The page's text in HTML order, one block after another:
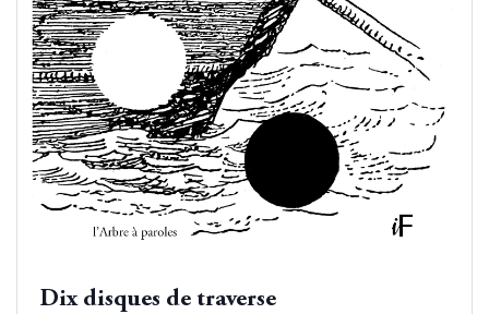
Dix disques de traverse